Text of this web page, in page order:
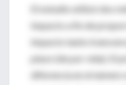
El estudio utilizó dos
impacto a fin de
impacto tanto
plazo (de por vida). El
diferencia en el